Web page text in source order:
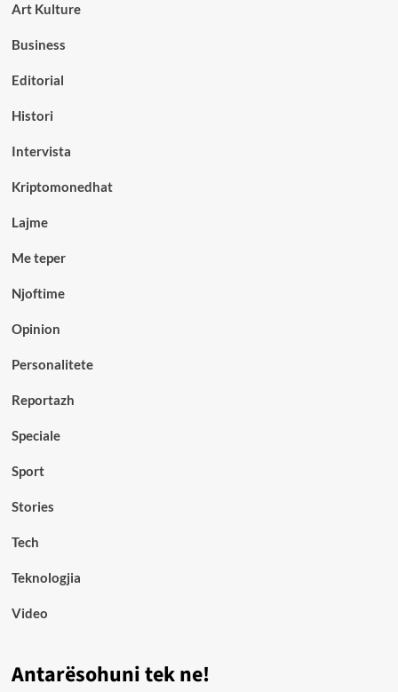
Art Kulture
Business
Editorial
Histori
Intervista
Kriptomonedhat
Lajme
Me teper
Njoftime
Opinion
Personalitete
Reportazh
Speciale
Sport
Stories
Tech
Teknologjia
Video
Antarësohuni tek ne!